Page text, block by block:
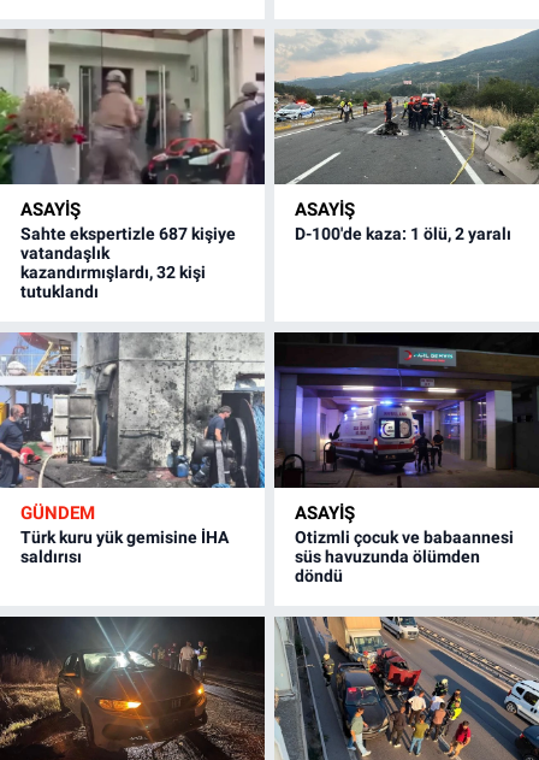
ASAYİŞ
Sahte ekspertizle 687 kişiye
vatandaşlık
kazandırmışlardı, 32 kişi
tutuklandı
ASAYİŞ
D-100'de kaza: 1 ölü, 2 yaralı
GÜNDEM
Türk kuru yük gemisine İHA
saldırısı
ASAYİŞ
Otizmli çocuk ve babaannesi
süs havuzunda ölümden
döndü